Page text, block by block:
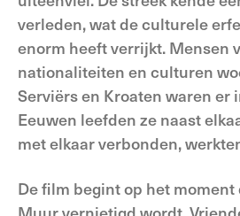
verleden, wat de culturele
enorm heeft verrijkt. Mensen
nationaliteiten en culturen
Serviërs en Kroaten waren er
Eeuwen leefden ze naast
met elkaar verbonden,
De film begint op het